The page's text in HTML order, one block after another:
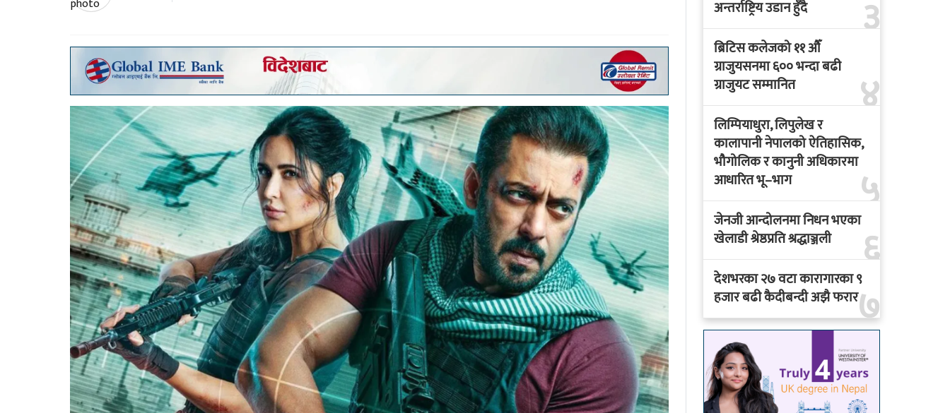
३
अन्तर्राष्ट्रिय उडान हुँदै
४
ब्रिटिस कलेजको ११ औँ
ग्राजुयसनमा ६०० भन्दा बढी
ग्राजुयट सम्मानित
५
लिम्पियाधुरा, लिपुलेख र
कालापानी नेपालको ऐतिहासिक,
भौगोलिक र कानुनी अधिकारमा
आधारित भू–भाग
६
जेनजी आन्दोलनमा निधन भएका
खेलाडी श्रेष्ठप्रति श्रद्धाञ्जली
७
देशभरका २७ वटा कारागारका ९
हजार बढी कैदीबन्दी अझै फरार